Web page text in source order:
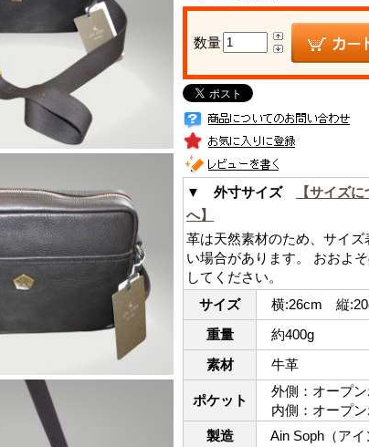
数量
▼ 外寸サイズ
【サイズ
へ】
革は天然素材のため、サイ
い場合があります。 おおよ
してください。
サイズ
横:26cm 縦
重量
約400g
素材
牛革
ポケット
外側：オープン
内側：オープン
製造
Ain Soph（アイ